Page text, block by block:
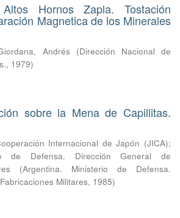
Altos Hornos Zapla. Tostación
Magnetica de los Minerales
Andrés (Dirección Nacional de
, 1979)
sobre la Mena de Capillitas.
Internacional de Japón (JICA);
de Defensa. Dirección General de
(Argentina. Ministerio de Defensa.
Militares, 1985)